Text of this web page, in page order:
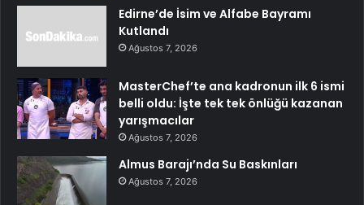
Edirne’de İsim ve Alfabe Bayramı
Kutlandı
Ağustos 7, 2026
MasterChef’te ana kadronun ilk 6 ismi
belli oldu: İşte tek tek önlüğü kazanan
yarışmacılar
Ağustos 7, 2026
Almus Barajı’nda Su Baskınları
Ağustos 7, 2026